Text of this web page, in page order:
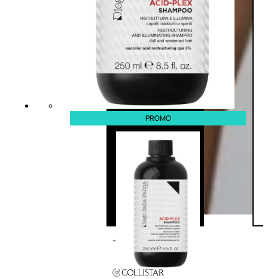
PROMO